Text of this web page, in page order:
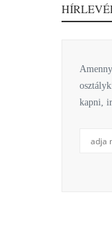
kapni,